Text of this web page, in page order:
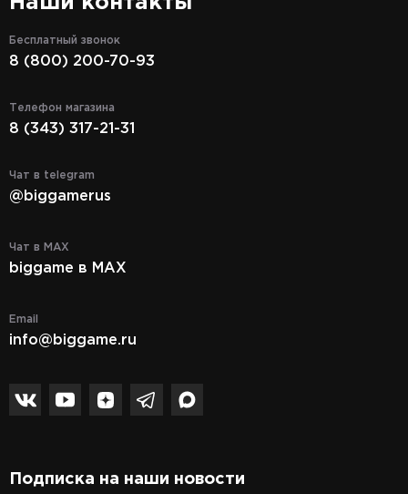
Бесплатный звонок
8 (800) 200-70-93
Телефон магазина
8 (343) 317-21-31
Чат в telegram
@biggamerus
Чат в MAX
biggame в MAX
Email
info@biggame.ru
Подписка на наши новости